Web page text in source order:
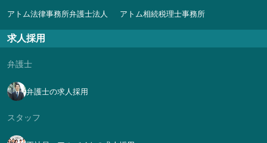
アトム法律事務所弁護士法人 アトム相続税理士事務所
求人採用
弁護士
弁護士の求人採用
スタッフ